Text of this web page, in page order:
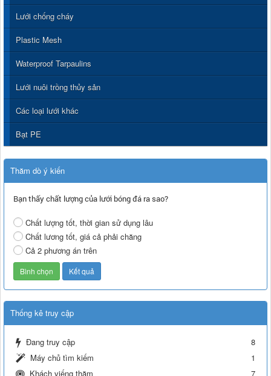
Lưới chống cháy
Plastic Mesh
Waterproof Tarpaulins
Lưới nuôi trồng thủy sản
Các loại lưới khác
Bạt PE
Thăm dò ý kiến
Bạn thấy chất lượng của lưới bóng đá ra sao?
Chất lượng tốt, thời gian sử dụng lâu
Chất lương tốt, giá cả phải chăng
Cả 2 phương án trên
Thống kê truy cập
Đang truy cập
8
Máy chủ tìm kiếm
1
Khách viếng thăm
7